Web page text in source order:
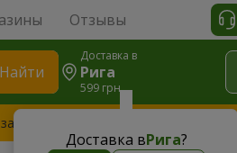
Отзывы
Найти
Доставка в
Рига
599 грн
Доставка вРига?
букет